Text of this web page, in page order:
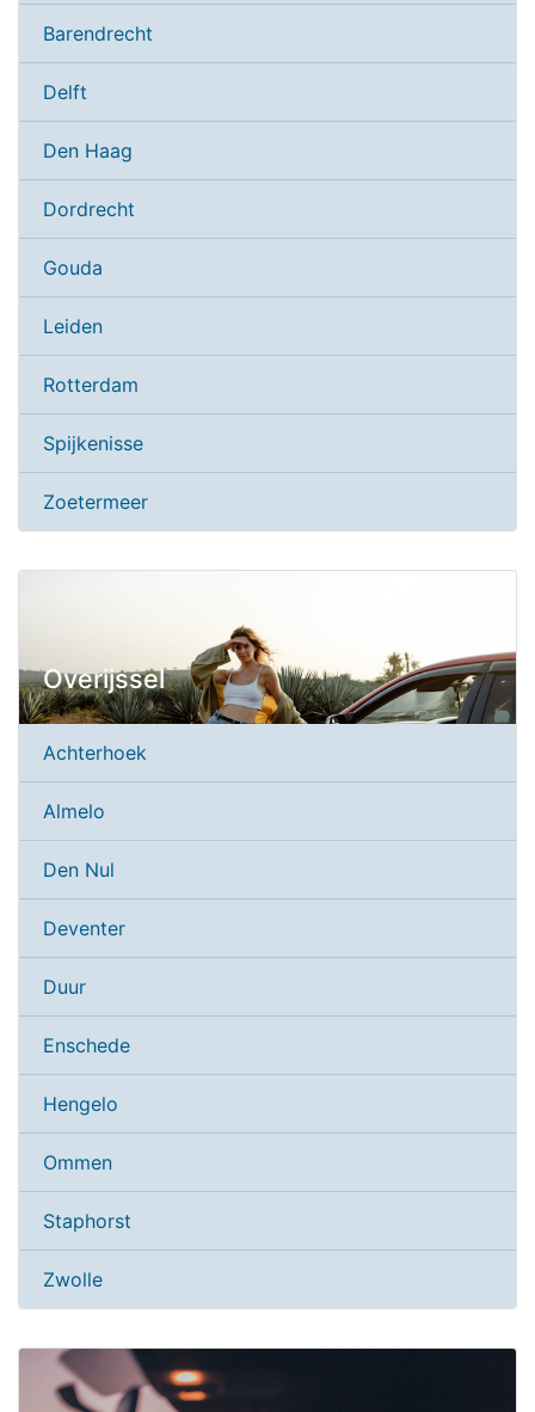
Barendrecht
Delft
Den Haag
Dordrecht
Gouda
Leiden
Rotterdam
Spijkenisse
Zoetermeer
Overijssel
Achterhoek
Almelo
Den Nul
Deventer
Duur
Enschede
Hengelo
Ommen
Staphorst
Zwolle